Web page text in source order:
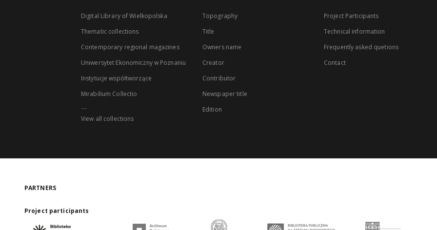
Digital Library of Wielkopolska
Thematic collections
Contemporary regional magazines
Uniwersytet Ekonomiczny w Poznaniu
Instytucje współtworzące
Mirabilium Collectio
...
View all collections
Topography
Title
Owners name
Creator
Contributor
Newspaper title
Edition
Project Participants
Technical information
Frequently asked quetions
Contact
PARTNERS
Project participants